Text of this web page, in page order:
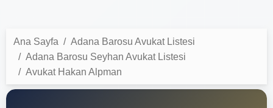
Ana Sayfa
Adana Barosu Avukat Listesi
Adana Barosu Seyhan Avukat Listesi
Avukat Hakan Alpman